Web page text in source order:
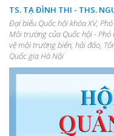
TS. TẠ ĐÌNH
Đại biểu Quốc hội khóa XV,
Môi trường của Quốc hội -
vệ môi trường biển, hải đảo,
Quốc gia Hà Nội